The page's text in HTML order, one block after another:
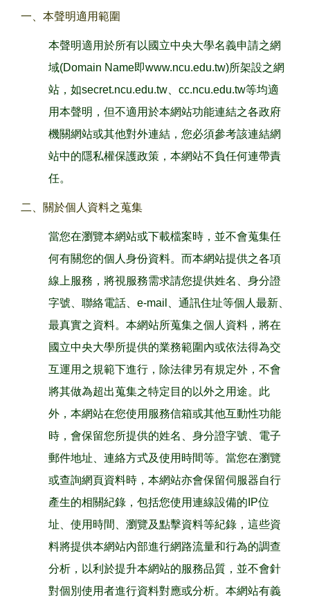
一、本聲明適用範圍
本聲明適用於所有以國立中央大學名義申請之網
域(Domain Name即www.ncu.edu.tw)所架設之網
站，如secret.ncu.edu.tw、cc.ncu.edu.tw等均適
用本聲明，但不適用於本網站功能連結之各政府
機關網站或其他對外連結，您必須參考該連結網
站中的隱私權保護政策，本網站不負任何連帶責
任。
二、關於個人資料之蒐集
當您在瀏覽本網站或下載檔案時，並不會蒐集任
何有關您的個人身份資料。而本網站提供之各項
線上服務，將視服務需求請您提供姓名、身分證
字號、聯絡電話、e-mail、通訊住址等個人最新、
最真實之資料。本網站所蒐集之個人資料，將在
國立中央大學所提供的業務範圍內或依法得為交
互運用之規範下進行，除法律另有規定外，不會
將其做為超出蒐集之特定目的以外之用途。此
外，本網站在您使用服務信箱或其他互動性功能
時，會保留您所提供的姓名、身分證字號、電子
郵件地址、連絡方式及使用時間等。當您在瀏覽
或查詢網頁資料時，本網站亦會保留伺服器自行
產生的相關紀錄，包括您使用連線設備的IP位
址、使用時間、瀏覽及點擊資料等紀錄，這些資
料將提供本網站內部進行網路流量和行為的調查
分析，以利於提升本網站的服務品質，並不會針
對個別使用者進行資料對應或分析。本網站有義